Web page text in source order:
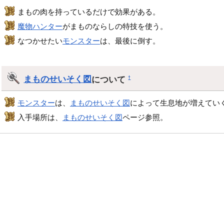
まもの肉を持っているだけで効果がある。
魔物ハンターがまものならしの特技を使う。
なつかせたいモンスターは、最後に倒す。
まものせいそく図 について†
モンスターは、 まものせいそく図 によって生息地が増えてい
入手場所は、
まものせいそく図ページ参照。